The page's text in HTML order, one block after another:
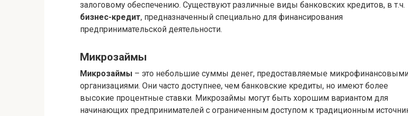
залоговому обеспечению. Существуют различные виды банковских кредитов, в т.ч.
бизнес-кредит, предназначенный специально для финансирования
предпринимательской деятельности.
Микрозаймы
Микрозаймы – это небольшие суммы денег, предоставляемые
организациями. Они часто доступнее, чем банковские кредиты, но имеют более
высокие процентные ставки. Микрозаймы могут быть хорошим вариантом для
начинающих предпринимателей с ограниченным доступом к традиционным